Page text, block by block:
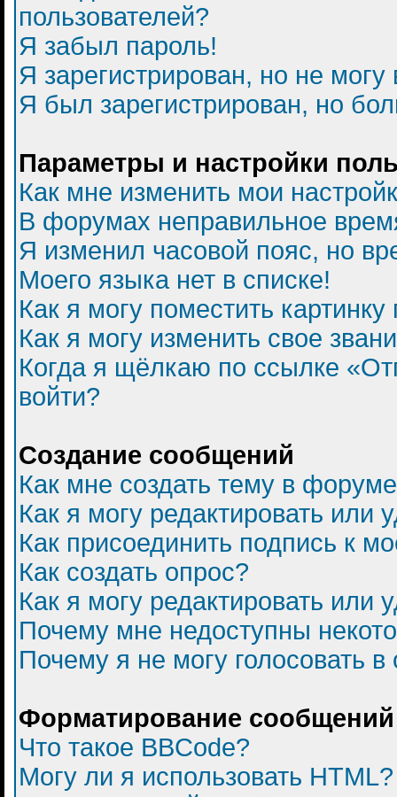
пользователей?
Я забыл пароль!
Я зарегистрирован, но не могу
Я был зарегистрирован, но
Параметры и настройки
Как мне изменить мои
В форумах неправильное
Я изменил часовой пояс, но
Моего языка нет в списке!
Как я могу поместить
Как я могу изменить свое
Когда я щёлкаю по ссылке
войти?
Создание сообщений
Как мне создать тему в
Как я могу редактировать или
Как присоединить подпись к
Как создать опрос?
Как я могу редактировать или
Почему мне недоступны
Почему я не могу голосовать в
Форматирование
Что такое BBCode?
Могу ли я использовать HTML?